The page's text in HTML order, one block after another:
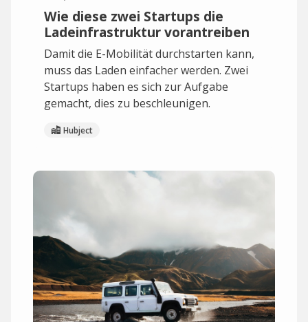
Wie diese zwei Startups die
Ladeinfrastruktur vorantreiben
Damit die E-Mobilität durchstarten kann,
muss das Laden einfacher werden. Zwei
Startups haben es sich zur Aufgabe
gemacht, dies zu beschleunigen.
Hubject